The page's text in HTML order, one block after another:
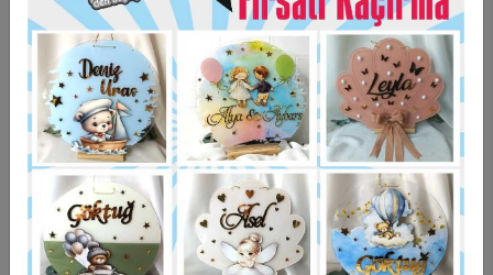
Taksit Seçenekleri
Garanti Ve Teslimat
Hızlı Gönderi Güvenli Alışveriş İade ve Değişim